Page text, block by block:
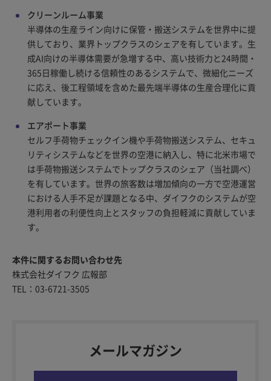
クリーンルーム事業
半導体の生産ライン向けに保管・搬送システムを世界中に提
供しており、業界トップクラスのシェアを有しています。生
成AI向けの半導体需要が急増する中、高い技術力と24時間・
365日稼働し続ける信頼性のあるシステムで、微細化ニーズ
に応え、後工程領域を含めた最先端半導体の生産合理化に貢
献しています。
エアポート事業
セルフ手荷物チェックイン機や手荷物搬送システム、セキュ
リティシステムなどを世界の空港に納入し、特に北米市場で
は手荷物搬送システムでトップクラスのシェア（当社調べ）
を有しています。世界の旅客数は増加傾向の一方で空港運営
における人手不足が課題となる中、ダイフクのシステムが空
港利用者の利便性向上とスタッフの負担軽減に貢献していま
す。
本件に関するお問い合わせ先
株式会社ダイフク 広報部
TEL：03-6721-3505
メールマガジン